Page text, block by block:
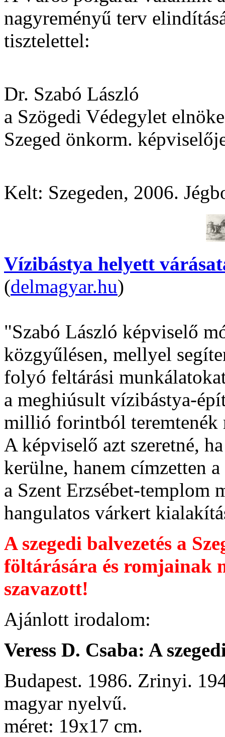
nagyreményű terv
tisztelettel:
Dr. Szabó László
a Szögedi Védegylet elnöke
Szeged önkorm.
Kelt: Szegeden, 2006.
Vízibástya helyett
(delmagyar.hu)
"Szabó László képviselő
közgyűlésen, mellyel
folyó feltárási
a meghiúsult vízibástya-
millió forintból teremtenék
A képviselő azt szeretné,
kerülne, hanem címzetten
a Szent Erzsébet-templom
hangulatos várkert
A szegedi balvezetés a
föltárására és romjainak
szavazott!
Ajánlott irodalom:
Veress D. Csaba: A
Budapest. 1986. Zrinyi.
magyar nyelvű.
méret: 19x17 cm.